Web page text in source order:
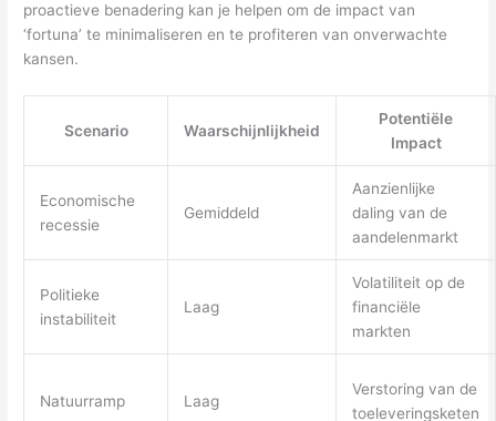
proactieve benadering kan je helpen om de impact van
‘fortuna’ te minimaliseren en te profiteren van onverwachte
kansen.
Scenario Waarschijnlijkheid
Potentiële
Impact
Economische
recessie
Gemiddeld
Aanzienlijke
daling van de
aandelenmarkt
Politieke
instabiliteit
Laag
Volatiliteit op de
financiële
markten
Natuurramp Laag
Verstoring van de
toeleveringsketen